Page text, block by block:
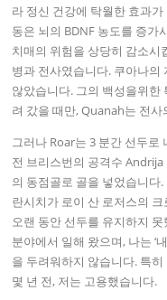
라 정신 건강에 탁월한 효과
동은 뇌의 BDNF 농도를 증가
치매의 위험을 상당히 감소시
병과 전사였습니다. 쿠아나의
않았습니다. 그의 백성을위한
려 갔을 때만, Quanah는 전
그러나 Roar는 3 분간 선두로
전 브리스번의 공격수
의 동점골로 골을 넣었습니다
란시치가 로이 산 로저스의
오랜 동안 선두를 유지하지
분야에서 일해 왔으며, 나는 ‘
을 두려워하지 않습니다. 특
몇 년 전, 저는 고용했습니다.